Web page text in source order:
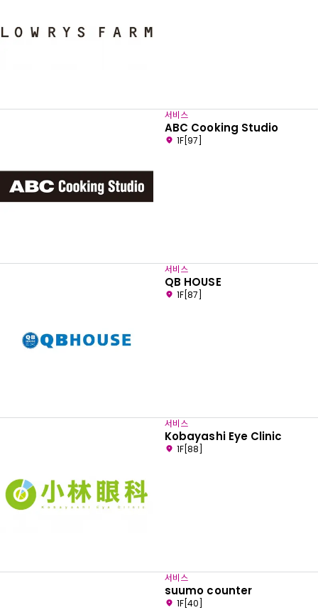
서비스
ABC Cooking Studio
1F[97]
서비스
QB HOUSE
1F[87]
서비스
Kobayashi Eye Clinic
1F[88]
서비스
suumo counter
1F[40]